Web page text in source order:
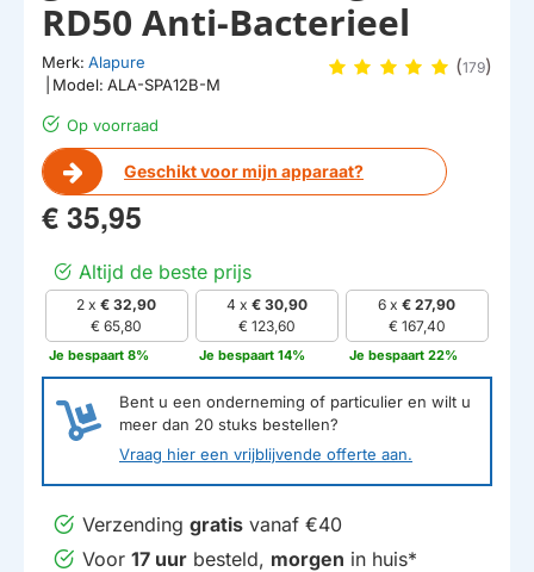
Op voorraad
Geschikt voor mijn apparaat?
RD50 Anti-Bacterieel
Merk: Alapure
Model: ALA-SPA12B-M
(179)
€ 35,95
Altijd de beste prijs
2 x€ 32,90
€ 65,80
Je bespaart 8%
4 x € 30,90
€ 123,60
Je bespaart 14%
6 x€ 27,90
€ 167,40
Je bespaart 22%
Bent u een onderneming of particulier en wilt u
meer dan 20 stuks bestellen?
Vraag hier een vrijblijvende offerte aan.
Verzending gratis vanaf €40
Voor 17 uur besteld, morgen in huis*